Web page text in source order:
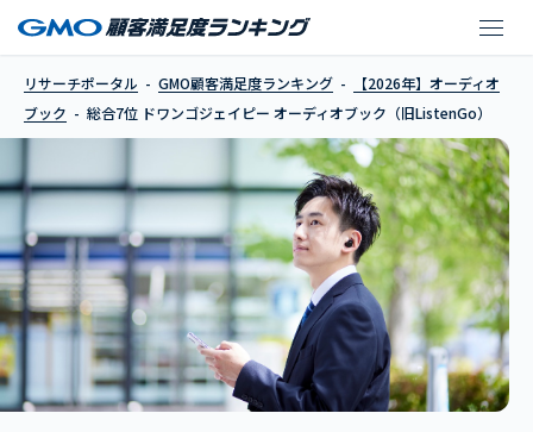
ドワンゴジェイピー
リサーチポータル GMO顧客満足度ランキング
【2026年】オーディオ
ブック
総合7位 ドワンゴジェイピー オーディオブック（旧ListenGo）